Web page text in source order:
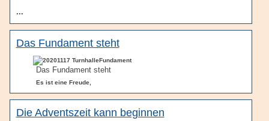
...
Das Fundament steht
Das Fundament steht
Es ist eine Freude,
Die Adventszeit kann beginnen